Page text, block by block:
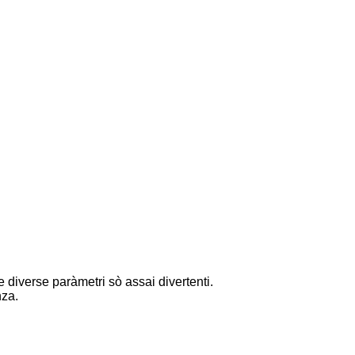
diverse paràmetri sò assai divertenti.